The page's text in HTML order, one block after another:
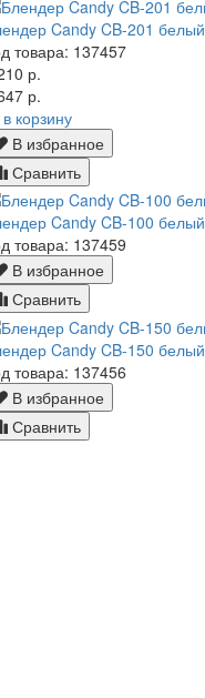
Candy CB-201 белый
товара: 137457
р.
р.
в корзину
В избранное
Сравнить
Candy CB-100 белый
товара: 137459
В избранное
Сравнить
Candy CB-150 белый
товара: 137456
В избранное
Сравнить